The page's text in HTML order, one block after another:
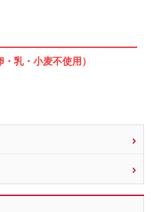
米カップケーキ（卵、乳、小